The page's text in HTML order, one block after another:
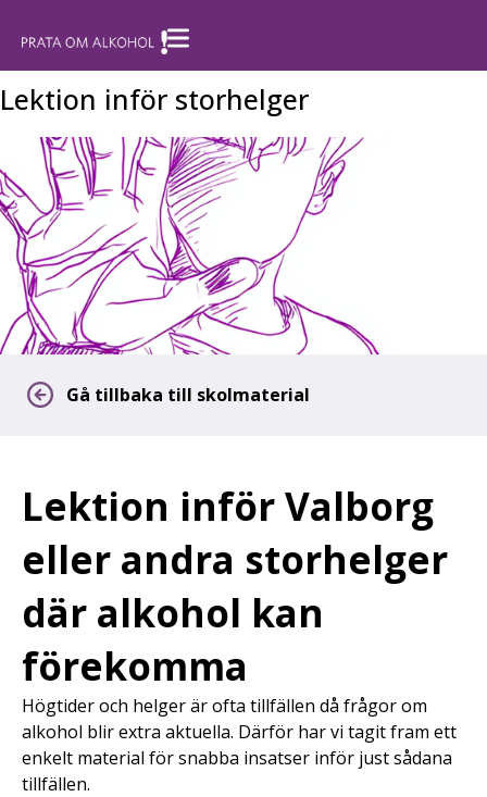
Lektion inför storhelger
Gå tillbaka till skolmaterial
Lektion inför Valborg
eller andra storhelger
där alkohol kan
förekomma
Högtider och helger är ofta tillfällen då frågor om
alkohol blir extra aktuella. Därför har vi tagit fram ett
enkelt material för snabba insatser inför just sådana
tillfällen.